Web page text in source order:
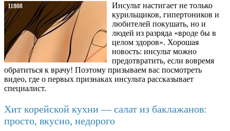
11808
Инсульт настигает не только
курильщиков, гипертоников и
любителей покушать, но и
людей из разряда «вроде бы в
целом здоров». Хорошая
новость: инсульт можно
предотвратить, если вовремя
обратиться к врачу! Поэтому призываем вас посмотреть
видео, где о первых признаках инсульта рассказывает
специалист.
Хит корейской кухни — салат из баклажанов:
просто, вкусно, недорого